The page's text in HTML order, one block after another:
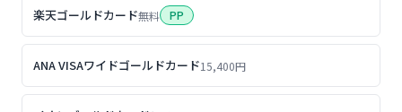
楽天ゴールドカード無料 PP
ANA VISAワイドゴールドカード15,400円